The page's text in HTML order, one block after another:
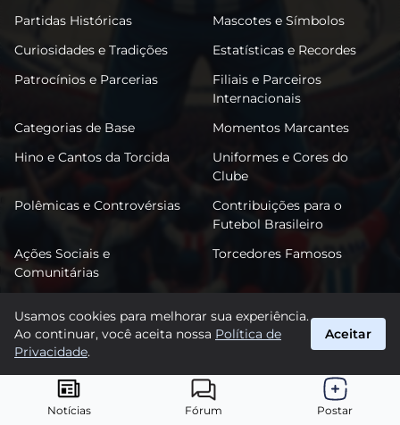
Notícias Fórum Postar
Partidas Históricas
Mascotes e Símbolos
Curiosidades e Tradições
Estatísticas e Recordes
Patrocínios e Parcerias
Filiais e Parceiros
Internacionais
Categorias de Base
Momentos Marcantes
Hino e Cantos da Torcida
Uniformes e Cores do
Clube
Polêmicas e Controvérsias
Contribuições para o
Futebol Brasileiro
Ações Sociais e
Comunitárias
Torcedores Famosos
FutPonte
© 2026 FutPonte. Todos os direitos reservados.
Usamos cookies para melhorar sua experiência.
Ao continuar, você aceita nossa Política de
Privacidade.
Aceitar